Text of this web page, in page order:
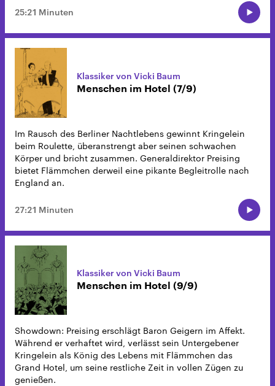
25:21 Minuten
Klassiker von Vicki Baum
Menschen im Hotel (7/9)
Im Rausch des Berliner Nachtlebens gewinnt Kringelein
beim Roulette, überanstrengt aber seinen schwachen
Körper und bricht zusammen. Generaldirektor Preising
bietet Flämmchen derweil eine pikante Begleitrolle nach
England an.
27:21 Minuten
Klassiker von Vicki Baum
Menschen im Hotel (9/9)
Showdown: Preising erschlägt Baron Geigern im Affekt.
Während er verhaftet wird, verlässt sein Untergebener
Kringelein als König des Lebens mit Flämmchen das
Grand Hotel, um seine restliche Zeit in vollen Zügen zu
genießen.